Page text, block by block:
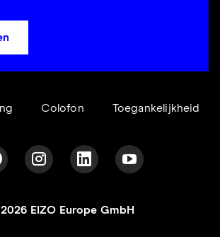
Colofon Toegankelijkheid
EIZO Europe GmbH